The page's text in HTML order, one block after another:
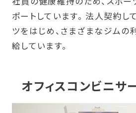
ポートしています。 法人契約し
ツをはじめ、さまざまなジム
給しています。
オフィスコンビニサ